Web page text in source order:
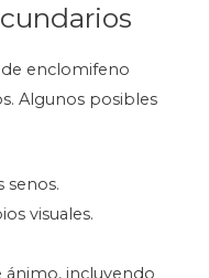
de enclomifeno
Algunos posibles
senos.
visuales.
ánimo, incluyendo